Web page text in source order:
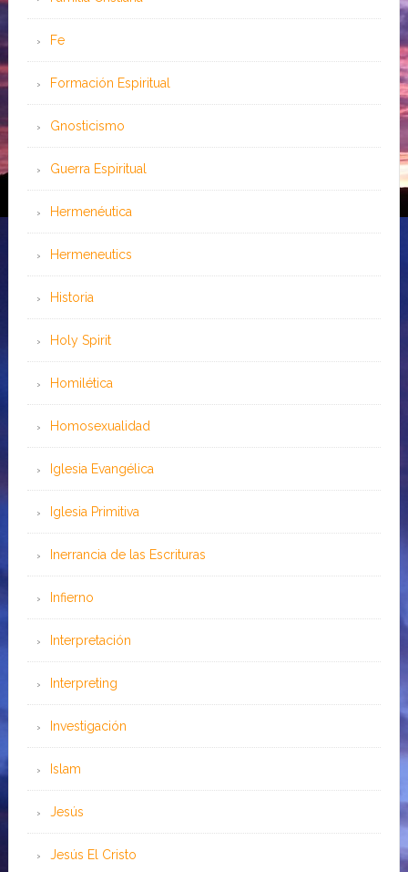
Fe
Formación Espiritual
Gnosticismo
Guerra Espiritual
Hermenéutica
Hermeneutics
Historia
Holy Spirit
Homilética
Homosexualidad
Iglesia Evangélica
Iglesia Primitiva
Inerrancia de las Escrituras
Infierno
Interpretación
Interpreting
Investigación
Islam
Jesús
Jesús El Cristo